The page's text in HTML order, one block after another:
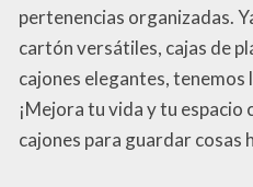
pertenencias organizadas.
cartón versátiles, cajas de
cajones elegantes,
¡Mejora tu vida y tu espacio
cajones para guardar cosas